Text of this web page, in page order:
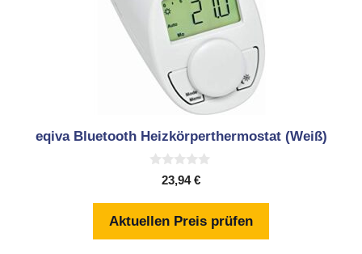
eqiva Bluetooth Heizkörperthermostat (Weiß)
5
23,94€
Aktuellen Preis prüfen